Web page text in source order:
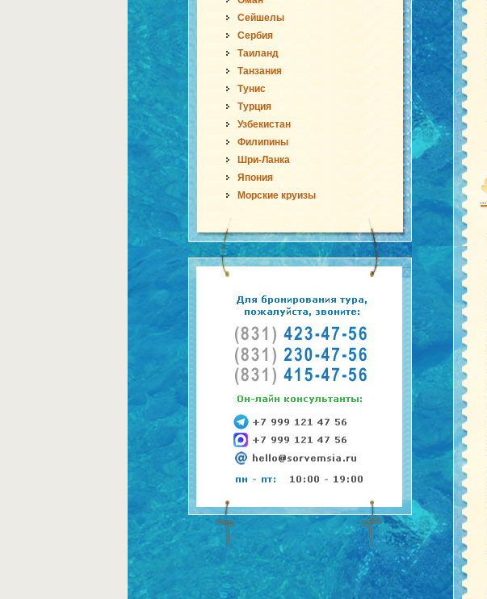
Сейшелы
Сербия
Таиланд
Танзания
Тунис
Турция
Узбекистан
Филипины
Шри-Ланка
Япония
Морские круизы